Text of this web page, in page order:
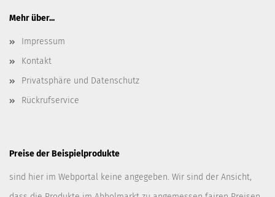
Mehr über...
Impressum
Kontakt
Privatsphäre und Datenschutz
Rückrufservice
Preise der Beispielprodukte
sind hier im Webportal keine angegeben. Wir sind der Ansicht,